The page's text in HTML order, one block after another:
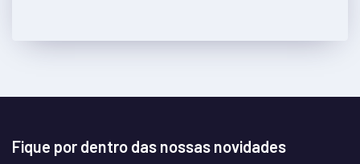
Fique por dentro das nossas novidades